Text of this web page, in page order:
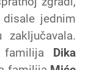
jednim
Dika